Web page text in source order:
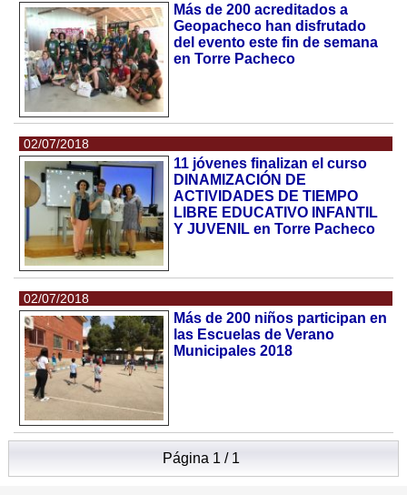
Más de 200 acreditados a
Geopacheco han disfrutado
del evento este fin de semana
en Torre Pacheco
02/07/2018
11 jóvenes finalizan el curso
DINAMIZACIÓN DE
ACTIVIDADES DE TIEMPO
LIBRE EDUCATIVO INFANTIL
Y JUVENIL en Torre Pacheco
02/07/2018
Más de 200 niños participan en
las Escuelas de Verano
Municipales 2018
Página 1 / 1